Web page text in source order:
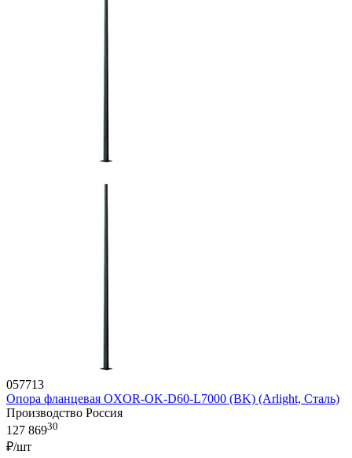
057713
Опора фланцевая OXOR-OK-D60-L7000 (BK) (Arlight, Сталь)
Производство Россия
127 86930
₽/шт